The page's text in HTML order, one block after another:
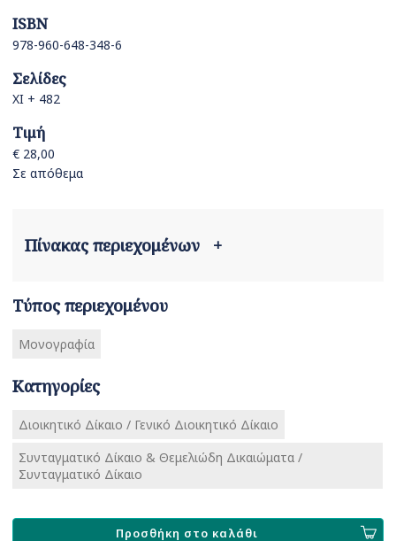
ISBN
978-960-648-348-6
Σελίδες
ΧΙ + 482
Τιμή
€ 28,00
Σε απόθεμα
Πίνακας περιεχομένων +
Τύπος περιεχομένου
Μονογραφία
Κατηγορίες
Διοικητικό Δίκαιο / Γενικό Διοικητικό Δίκαιο
Συνταγματικό Δίκαιο & Θεμελιώδη Δικαιώματα /
Συνταγματικό Δίκαιο
Προσθήκη στο καλάθι